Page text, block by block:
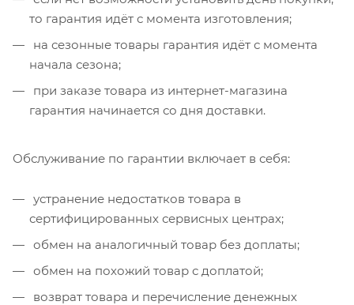
то гарантия идёт с момента изготовления;
на сезонные товары гарантия идёт с момента
начала сезона;
при заказе товара из интернет-магазина
гарантия начинается со дня доставки.
Обслуживание по гарантии включает в себя:
устранение недостатков товара в
сертифицированных сервисных центрах;
обмен на аналогичный товар без доплаты;
обмен на похожий товар с доплатой;
возврат товара и перечисление денежных